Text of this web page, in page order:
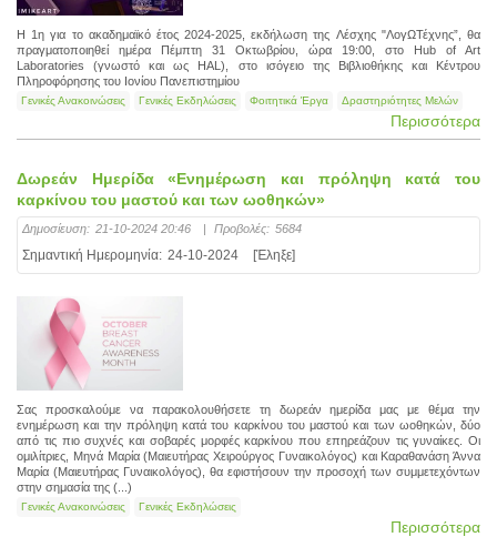
Η 1η για το ακαδημαϊκό έτος 2024-2025, εκδήλωση της Λέσχης "ΛογΩΤέχνης”, θα
πραγματοποιηθεί ημέρα Πέμπτη 31 Οκτωβρίου, ώρα 19:00, στο Hub of Art
Laboratories (γνωστό και ως HAL), στο ισόγειο της Βιβλιοθήκης και Κέντρου
Πληροφόρησης του Ιονίου Πανεπιστημίου
Γενικές Ανακοινώσεις Γενικές Εκδηλώσεις Φοιτητικά Έργα Δραστηριότητες Μελών
Περισσότερα
Δωρεάν Ημερίδα «Ενημέρωση και πρόληψη κατά του
καρκίνου του μαστού και των ωοθηκών»
Δημοσίευση: 21-10-2024 20:46 Προβολές: 5684
Σημαντική Ημερομηνία: 24-10-2024 [Έληξε]
Σας προσκαλούμε να παρακολουθήσετε τη δωρεάν ημερίδα μας με θέμα την
ενημέρωση και την πρόληψη κατά του καρκίνου του μαστού και των ωοθηκών, δύο
από τις πιο συχνές και σοβαρές μορφές καρκίνου που επηρεάζουν τις γυναίκες. Οι
ομιλίτριες, Μηνά Μαρία (Μαιευτήρας Χειρούργος Γυναικολόγος) και Καραθανάση Άννα
Μαρία (Μαιευτήρας Γυναικολόγος), θα εφιστήσουν την προσοχή των συμμετεχόντων
στην σημασία της (...)
Γενικές Ανακοινώσεις Γενικές Εκδηλώσεις
Περισσότερα